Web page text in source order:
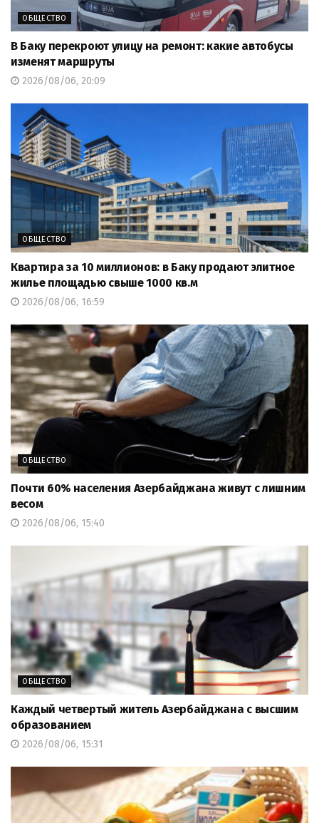
ОБЩЕСТВО
В Баку перекроют улицу на ремонт: какие автобусы
изменят маршруты
2026/08/06, 20:09
ОБЩЕСТВО
Квартира за 10 миллионов: в Баку продают элитное
жилье площадью свыше 1000 кв.м
2026/08/06, 16:59
ОБЩЕСТВО
Почти 60% населения Азербайджана живут с лишним
весом
2026/08/06, 15:40
ОБЩЕСТВО
Каждый четвертый житель Азербайджана с высшим
образованием
2026/08/06, 15:31